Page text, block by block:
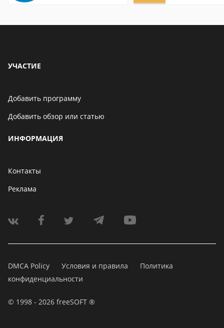
УЧАСТИЕ
Добавить программу
Добавить обзор или статью
ИНФОРМАЦИЯ
Контакты
Реклама
DMCA Policy Условия и правила
Политика
конфиденциальности
© 1998 - 2026 freeSOFT ®